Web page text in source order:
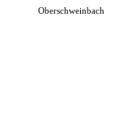
Oberschweinbach